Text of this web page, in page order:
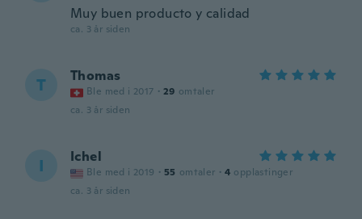
Muy buen producto y calidad
ca. 3 år siden
T Thomas
Ble med i 2017 · 29 omtaler
ca. 3 år siden
I Ichel
Ble med i 2019 · 55 omtaler · 4 opplastinger
ca. 3 år siden